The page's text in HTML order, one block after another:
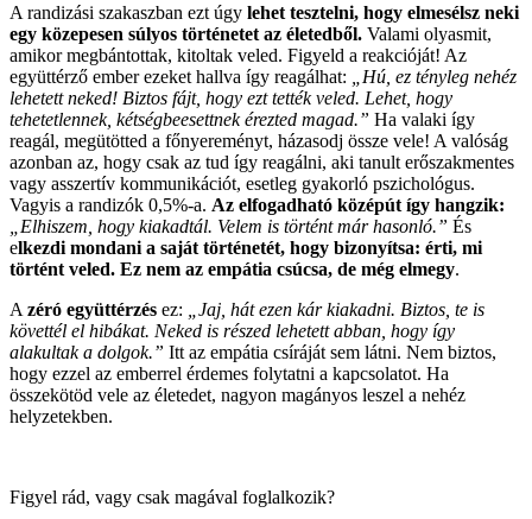
A randizási szakaszban ezt úgy lehet tesztelni, hogy elmesélsz neki
egy közepesen súlyos történetet az életedből. Valami olyasmit,
amikor megbántottak, kitoltak veled. Figyeld a reakcióját! Az
együttérző ember ezeket hallva így reagálhat:
„Hú, ez tényleg nehéz
lehetett neked! Biztos fájt, hogy ezt tették veled. Lehet, hogy
tehetetlennek, kétségbeesettnek érezted magad.” Ha valaki így
reagál, megütötted a főnyereményt, házasodj össze vele! A valóság
azonban az, hogy csak az tud így reagálni, aki tanult erőszakmentes
vagy asszertív kommunikációt, esetleg gyakorló pszichológus.
Vagyis a randizók 0,5%-a. Az elfogadható középút így hangzik:
„Elhiszem, hogy kiakadtál. Velem is történt már hasonló.” És
elkezdi mondani a saját történetét, hogy bizonyítsa: érti, mi
történt veled. Ez nem az empátia csúcsa, de még elmegy.
A zéró együttérzés ez:
„Jaj, hát ezen kár kiakadni. Biztos, te is
követtél el hibákat. Neked is részed lehetett abban, hogy így
alakultak a dolgok.” Itt az empátia csíráját sem látni. Nem biztos,
hogy ezzel az emberrel érdemes folytatni a kapcsolatot. Ha
összekötöd vele az életedet, nagyon magányos leszel a nehéz
helyzetekben.
Figyel rád, vagy csak magával foglalkozik?